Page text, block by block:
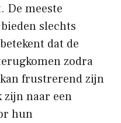
De meeste
slechts
dat de
zodra
frustrerend zijn
zijn naar een
hun